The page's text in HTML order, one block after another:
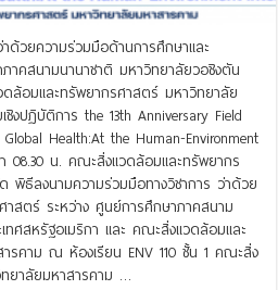
ด้วยความร่วมมือด้านการศึกษาและ
าคสนามนานาชาติ มหาวิทยาลัยวอชิงตัน
ดล้อมและทรัพยากรศาสตร์ มหาวิทยาลัย
งปฏิบัติการ the 13th Anniversary Field
Health:At the Human-Environment
08.30 น. คณะสิ่งแวดล้อมและทรัพยากร
ธีลงนามความร่วมมือทางวิชาการ ว่าด้วย
สตร์ ระหว่าง ศูนย์การศึกษาภาคสนาม
ศสหรัฐอเมริกา และ คณะสิ่งแวดล้อมและ
รคาม ณ ห้องเรียน ENV 110 ชั้น 1 คณะสิ่ง
ยาลัยมหาสารคาม …